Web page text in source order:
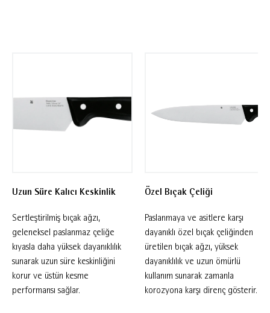
koleksiyonunu tamamlamak isteyenler için
ideal olan WMF Classic Line serisi, klasik
Uzun Süre Kalıcı Keskinlik
Sertleştirilmiş bıçak ağzı,
geleneksel paslanmaz çeliğe
kıyasla daha yüksek dayanıklılık
sunarak uzun süre keskinliğini
korur ve üstün kesme
performansı sağlar.
Özel Bıçak Çeliği
Paslanmaya ve asitlere karşı
dayanıklı özel bıçak çeliğinden
üretilen bıçak ağzı, yüksek
dayanıklılık ve uzun ömürlü
kullanım sunarak zamanla
korozyona karşı direnç gösterir.